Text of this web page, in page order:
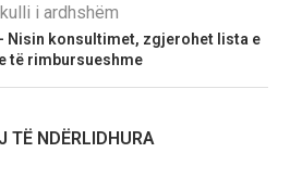
i ardhshëm
Nisin konsultimet, zgjerohet lista e
të rimbursueshme
TË NDËRLIDHURA